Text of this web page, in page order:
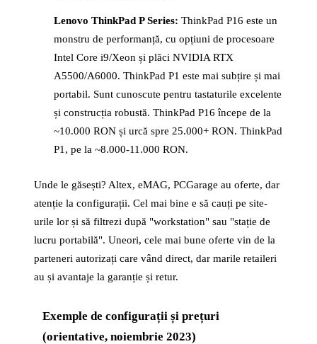
Lenovo ThinkPad P Series: ThinkPad P16 este un
monstru de performanță, cu opțiuni de procesoare
Intel Core i9/Xeon și plăci NVIDIA RTX
A5500/A6000. ThinkPad P1 este mai subțire și mai
portabil. Sunt cunoscute pentru tastaturile excelente
și construcția robustă. ThinkPad P16 începe de la
~10.000 RON și urcă spre 25.000+ RON. ThinkPad
P1, pe la ~8.000-11.000 RON.
Unde le găsești? Altex, eMAG, PCGarage au oferte, dar
atenție la configurații. Cel mai bine e să cauți pe site-
urile lor și să filtrezi după "workstation" sau "stație de
lucru portabilă". Uneori, cele mai bune oferte vin de la
parteneri autorizați care vând direct, dar marile retaileri
au și avantaje la garanție și retur.
Exemple de configurații și prețuri
(orientative, noiembrie 2023)